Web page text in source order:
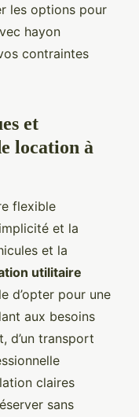
les options pour
hayon
contraintes
et
location à
flexible
et la
et la
utilitaire
d’opter pour une
aux besoins
d’un transport
claires
sans